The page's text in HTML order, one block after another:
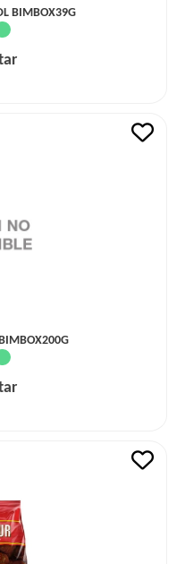
BIMBOX39G